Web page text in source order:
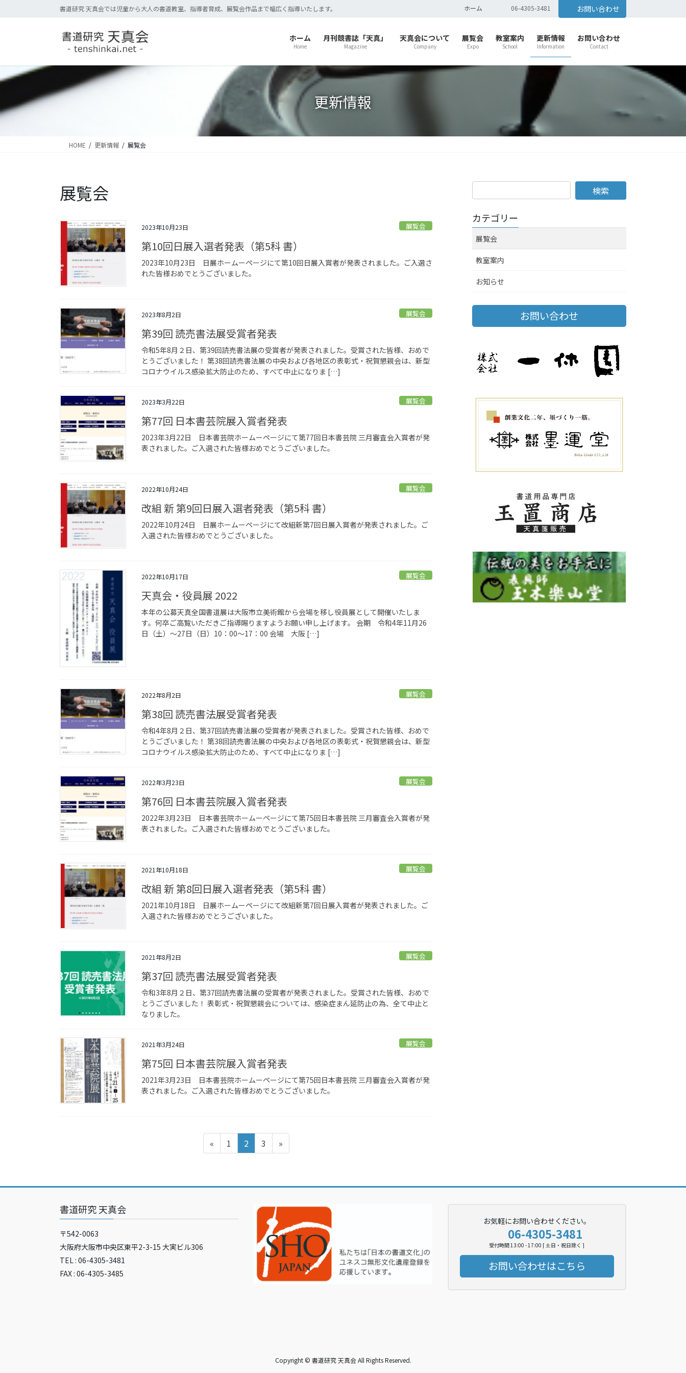
ン
に
移
ビ
ョ
ン
動
書道研究 天真会では児童から大人の書道教室、指導者育成、展覧会作品まで幅広く指導いたします。 ホーム 06-4305-3481 お問い合わせ
ホーム
Home
月刊競書誌「天真」
Magazine
天真会について
Company
展覧会
Expo
教室案内
School
更新情報
Information
お問い合わせ
Contact
更新情報
HOME 更新情報 展覧会
展覧会
2023年10月23日 展覧会
第10回日展入選者発表（第5科 書）
2023年10月23日 日展ホームーページにて第10回日展入賞者が発表されました。ご入選さ
れた皆様おめでとうございました。
2023年8月2日 展覧会
第39回 読売書法展受賞者発表
令和5年8月２日、第39回読売書法展の受賞者が発表されました。受賞された皆様、おめで
とうございました！ 第38回読売書法展の中央および各地区の表彰式・祝賀懇親会は、新型
コロナウイルス感染拡大防止のため、すべて中止になりま […]
2023年3月22日 展覧会
第77回 日本書芸院展入賞者発表
2023年3月22日 日本書芸院ホームーページにて第77回日本書芸院 三月審査会入賞者が発
表されました。ご入選された皆様おめでとうございました。
2022年10月24日 展覧会
改組 新 第9回日展入選者発表（第5科 書）
2022年10月24日 日展ホームーページにて改組新第7回日展入賞者が発表されました。ご
入選された皆様おめでとうございました。
2022年10月17日 展覧会
天真会・役員展 2022
本年の公募天真全国書道展は大阪市立美術館から会場を移し役員展として開催いたしま
す。何卒ご高覧いただきご指導賜りますようお願い申し上げます。 会期 令和4年11月26
日（土）～27日（日）10：00～17：00 会場 大阪 […]
2022年8月2日 展覧会
第38回 読売書法展受賞者発表
令和4年8月２日、第37回読売書法展の受賞者が発表されました。受賞された皆様、おめで
とうございました！ 第38回読売書法展の中央および各地区の表彰式・祝賀懇親会は、新型
コロナウイルス感染拡大防止のため、すべて中止になりま […]
2022年3月23日 展覧会
第76回 日本書芸院展入賞者発表
2022年3月23日 日本書芸院ホームーページにて第75回日本書芸院 三月審査会入賞者が発
表されました。ご入選された皆様おめでとうございました。
2021年10月18日 展覧会
改組 新 第8回日展入選者発表（第5科 書）
2021年10月18日 日展ホームーページにて改組新第7回日展入賞者が発表されました。ご
入選された皆様おめでとうございました。
2021年8月2日 展覧会
第37回 読売書法展受賞者発表
令和3年8月２日、第37回読売書法展の受賞者が発表されました。受賞された皆様、おめで
とうございました！ 表彰式・祝賀懇親会については、感染症まん延防止の為、全て中止と
なりました。
2021年3月24日 展覧会
第75回 日本書芸院展入賞者発表
2021年3月23日 日本書芸院ホームーページにて第75回日本書芸院 三月審査会入賞者が発
表されました。ご入選された皆様おめでとうございました。
ペ
ー
ジ
送
り
«
ペ
ー
1
ペ
ー
2
ペ
ー
3 »
カテゴリー
展覧会
教室案内
お知らせ
お問い合わせ
書道研究 天真会
〒542-0063
大阪府大阪市中央区東平2-3-15 大実ビル306
TEL : 06-4305-3481
FAX : 06-4305-3485
お気軽にお問い合わせください。
06-4305-3481
受付時間 13:00 - 17:00 [ 土日・祝日除く ]
お問い合わせはこちら
Copyright © 書道研究 天真会 All Rights Reserved.